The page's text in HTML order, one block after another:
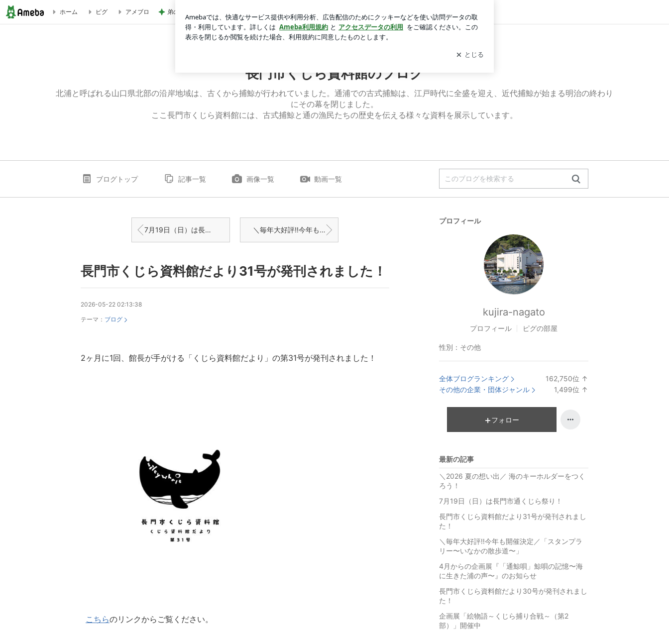
長門市くじら資料館だより31号が発刊されました！ | 長門市くじら資料館のブログ
ホーム ピグ アメブロ 弟の送迎で動いた引きこもり息子 ログイン
長門市くじら資料館のブログ
北浦と呼ばれる山口県北部の沿岸地域は、古くから捕鯨が行われていました。通浦での古式捕鯨は、江戸時代に全盛を迎え、近代捕鯨が始まる明治の終わり
にその幕を閉じました。
ここ長門市くじら資料館には、古式捕鯨と通の漁民たちの歴史を伝える様々な資料を展示しています。
ブログトップ 記事一覧 画像一覧 動画一覧
7月19日（日）は長門市通くじら祭り！ ＼毎年大好評‼️今年も開催決定／「スタンプラリー〜いなかの散歩道〜」
長門市くじら資料館だより31号が発刊されました！
2026-05-22 02:13:38
テーマ： ブログ
2ヶ月に1回、館長が手がける「くじら資料館だより」の第31号が発刊されました！
こちらのリンクからご覧ください。
プロフィール
kujira-nagato
プロフィール ピグの部屋
性別： その他
全体ブログランキング 162,750位 ↑
その他の企業・団体ジャンル 1,499位 ↑
フォロー
最新の記事
＼2026 夏の想い出／ 海のキーホルダーをつく
ろう！
7月19日（日）は長門市通くじら祭り！
長門市くじら資料館だより31号が発刊されまし
た！
＼毎年大好評‼️今年も開催決定／「スタンプラ
リー〜いなかの散歩道〜」
4月からの企画展『「通鯨唄」鯨唄の記憶〜海
に生きた浦の声〜』のお知らせ
長門市くじら資料館だより30号が発刊されまし
た！
企画展「絵物語～くじら捕り合戦～（第2
部）」開催中